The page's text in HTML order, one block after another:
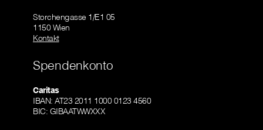
Storchengasse 1/E1 05
1150 Wien
Kontakt
Spendenkonto
Caritas
IBAN: AT23 2011 1000 0123 4560
BIC: GIBAATWWXXX